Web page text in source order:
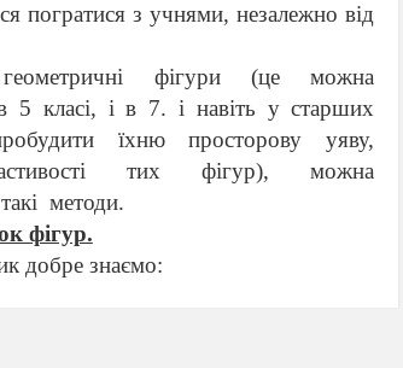
погратися з учнями, незалежно від
фігури (це можна
в 5 класі, і в 7. і навіть у старших
їхню просторову уяву,
тих фігур), можна
методи.
фігур.
добре знаємо: